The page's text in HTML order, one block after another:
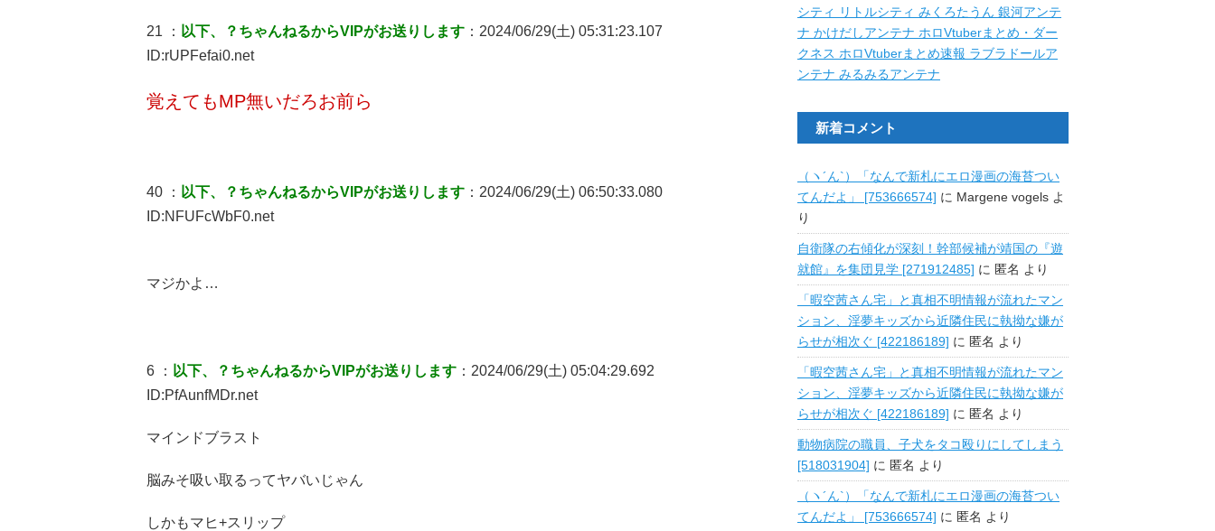
21 ： 以下、？ちゃんねるからVIPがお送りします ：2024/06/29(土) 05:31:23.107
ID:rUPFefai0.net
覚えてもMP無いだろお前ら
40 ： 以下、？ちゃんねるからVIPがお送りします ：2024/06/29(土) 06:50:33.080
ID:NFUFcWbF0.net
マジかよ…
6 ： 以下、？ちゃんねるからVIPがお送りします ：2024/06/29(土) 05:04:29.692
ID:PfAunfMDr.net
マインドブラスト
脳みそ吸い取るってヤバいじゃん
しかもマヒ+スリップ
シティ
リトルシティ みくろたうん 銀河アンテ
ナ かけだしアンテナ ホロVtuberまとめ・ダー
クネス ホロVtuberまとめ速報 ラブラドールア
ンテナ みるみるアンテナ
新着コメント
（ヽ´ん`）「なんで新札にエロ漫画の海苔つい
てんだよ」 [753666574] に Margene vogels よ
り
自衛隊の右傾化が深刻！幹部候補が靖国の『遊
就館』を集団見学 [271912485] に 匿名 より
「暇空茜さん宅」と真相不明情報が流れたマン
ション、淫夢キッズから近隣住民に執拗な嫌が
らせが相次ぐ [422186189] に 匿名 より
「暇空茜さん宅」と真相不明情報が流れたマン
ション、淫夢キッズから近隣住民に執拗な嫌が
らせが相次ぐ [422186189] に 匿名 より
動物病院の職員、子犬をタコ殴りにしてしまう
[518031904] に 匿名 より
（ヽ´ん`）「なんで新札にエロ漫画の海苔つい
てんだよ」 [753666574] に 匿名 より